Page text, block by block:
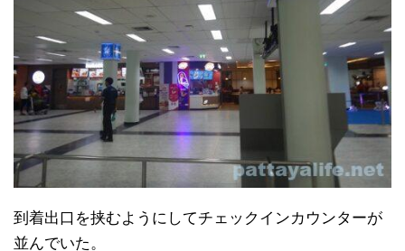
到着出口を挟むようにしてチェックインカウンターが
並んでいた。